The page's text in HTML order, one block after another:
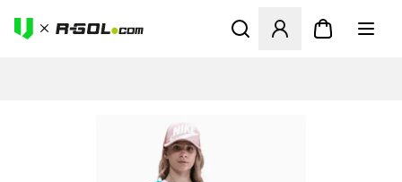
Abre un modal para iniciar